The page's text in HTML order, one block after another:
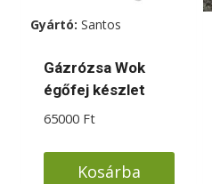
Gyártó: Santos
Gázrózsa Wok
égőfej készlet
65000 Ft
Kosárba